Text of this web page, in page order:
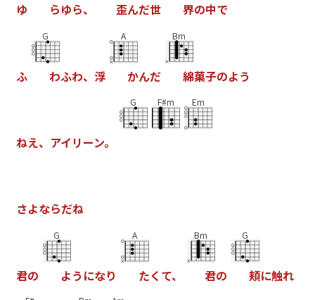
ゆ らゆら、 歪んだ世 界の中で
ふ
G
わふわ、 浮
A
かんだ
Bm
綿菓子のよう
ねえ、 アイ リーン。
G F#m Em
さよならだね
君の
G
よう になり
A
たく て、
Bm
君の
G
頬に触れ